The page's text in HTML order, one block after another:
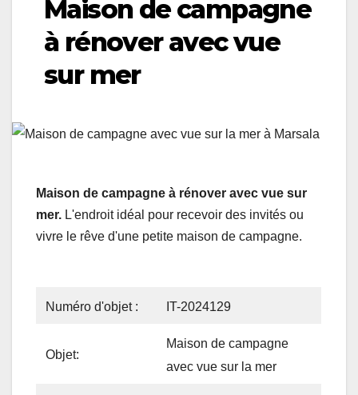
Maison de campagne
à rénover avec vue
sur mer
Maison de campagne à rénover avec vue sur
mer. L'endroit idéal pour recevoir des invités ou
vivre le rêve d'une petite maison de campagne.
Numéro d'objet : IT-2024129
Objet:
Maison de campagne
avec vue sur la mer